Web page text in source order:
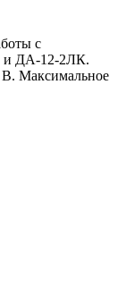
с
и ДА-12-2ЛК.
В. Максимальное